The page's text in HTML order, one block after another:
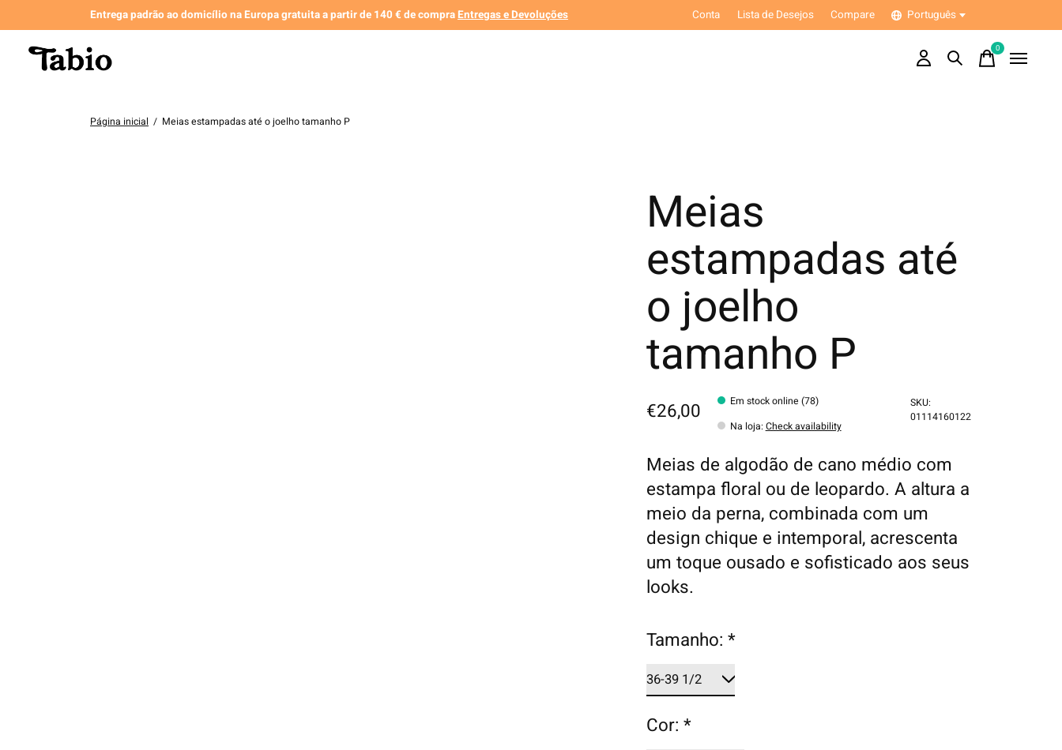
Entrega padrão ao domicílio na Europa gratuita a partir de 140 € de compraEntregas e Devoluções Conta Lista de Desejos Compare Português
0items
Página inicial / Meias estampadas até o joelho tamanho P
Meias
estampadas até
o joelho
tamanho P
€26,00
Em stock online (78)
Na loja: Check availability
SKU:
01114160122
Meias de algodão de cano médio com
estampa floral ou de leopardo. A altura a
meio da perna, combinada com um
design chique e intemporal, acrescenta
um toque ousado e sofisticado aos seus
looks.
Tamanho:*
Cor:*